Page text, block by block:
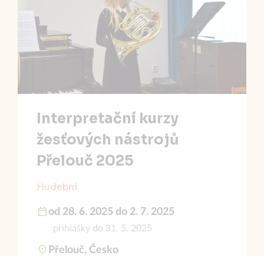
Interpretační kurzy
žesťových nástrojů
Přelouč 2025
Hudební
od 28. 6. 2025 do 2. 7. 2025
přihlášky do 31. 5. 2025
Přelouč, Česko